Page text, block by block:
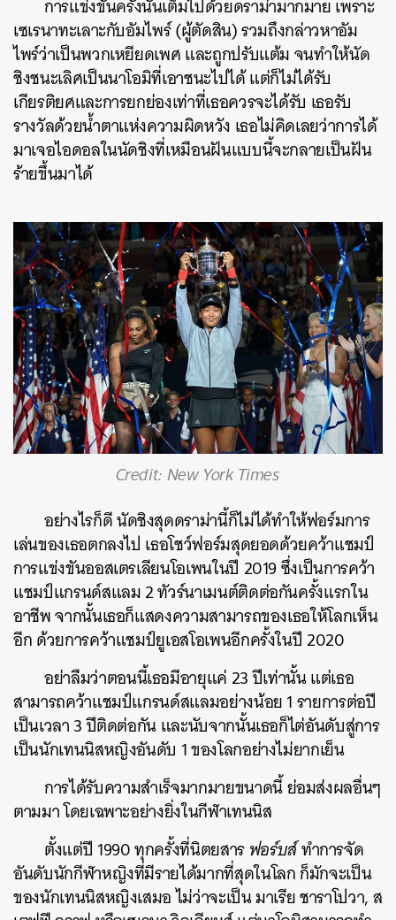
การแข่งขันครั้งนั้นเต็มไปด้วยดราม่ามากมาย เพราะ
เซเรนาทะเลาะกับอัมไพร์ (ผู้ตัดสิน) รวมถึงกล่าวหาอัม
ไพร์ว่าเป็นพวกเหยียดเพศ และถูกปรับแต้ม จนทำให้นัด
ชิงชนะเลิศเป็นนาโอมิที่เอาชนะไปได้ แต่ก็ไม่ได้รับ
เกียรติยศและการยกย่องเท่าที่เธอควรจะได้รับ เธอรับ
รางวัลด้วยน้ำตาแห่งความผิดหวัง เธอไม่คิดเลยว่าการได้
มาเจอไอดอลในนัดชิงที่เหมือนฝันแบบนี้จะกลายเป็นฝัน
ร้ายขึ้นมาได้
Credit: New York Times
อย่างไรก็ดี นัดชิงสุดดราม่านี้ก็ไม่ได้ทำให้ฟอร์มการ
เล่นของเธอตกลงไป เธอโชว์ฟอร์มสุดยอดด้วยคว้าแชมป์
การแข่งขันออสเตรเลียนโอเพนในปี 2019 ซึ่งเป็นการคว้า
แชมป์แกรนด์สแลม 2 ทัวร์นาเมนต์ติดต่อกันครั้งแรกใน
อาชีพ จากนั้นเธอก็แสดงความสามารถของเธอให้โลกเห็น
อีก ด้วยการคว้าแชมป์ยูเอสโอเพนอีกครั้งในปี 2020
อย่าลืมว่าตอนนี้เธอมีอายุแค่ 23 ปีเท่านั้น แต่เธอ
สามารถคว้าแชมป์แกรนด์สแลมอย่างน้อย 1 รายการต่อปี
เป็นเวลา 3 ปีติดต่อกัน และนับจากนั้นเธอก็ไต่อันดับสู่การ
เป็นนักเทนนิสหญิงอันดับ 1 ของโลกอย่างไม่ยากเย็น
การได้รับความสำเร็จมากมายขนาดนี้ ย่อมส่งผลอื่นๆ
ตามมา โดยเฉพาะอย่างยิ่งในกีฬาเทนนิส
ตั้งแต่ปี 1990 ทุกครั้งที่นิตยสารฟอร์บส์ทำการจัด
อันดับนักกีฬาหญิงที่มีรายได้มากที่สุดในโลก ก็มักจะเป็น
ของนักเทนนิสหญิงเสมอ ไม่ว่าจะเป็น มาเรีย ชาราโปวา, ส